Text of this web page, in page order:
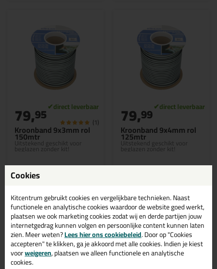
Kroonband 9x3mm rol
150mtr
Uitstekend geschikt voor
beglazen zonder kit!
79,95 (1)
Bekijken
Kroonband 9x4mm rol
125mtr
Uitstekend geschikt voor
beglazen zonder kit!
79,99
Bekijken
Zwarte kroonband kopen?
Bestel kroonband in de kleur
Cookies
Kitcentrum gebruikt cookies en vergelijkbare technieken. Naast
functionele en analytische cookies waardoor de website goed werkt,
plaatsen we ook marketing cookies zodat wij en derde partijen jouw
internetgedrag kunnen volgen en persoonlijke content kunnen laten
zien. Meer weten?Lees hier ons cookiebeleid. Door op "Cookies
accepteren" te klikken, ga je akkoord met alle cookies. Indien je kiest
voorweigeren, plaatsen we alleen functionele en analytische
cookies.